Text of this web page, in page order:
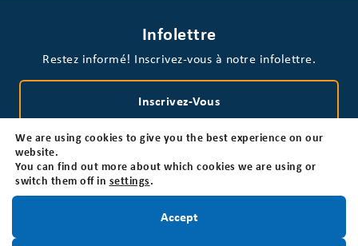
Infolettre
Restez informé! Inscrivez-vous à notre infolettre.
Inscrivez-Vous
Politique de confidentialité
We are using cookies to give you the best experience on our
website.
You can find out more about which cookies we are using or
switch them off in settings.
Accept